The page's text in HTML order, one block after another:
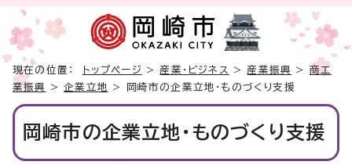
現在の位置： トップページ > 産業・ビジネス > 産業振興 > 商工
業振興
>企業立地 > 岡崎市の企業立地・ものづくり支援
岡崎市の企業立地・ものづくり支援